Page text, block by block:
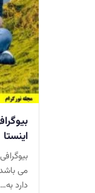
اینستا
می
دارد به…